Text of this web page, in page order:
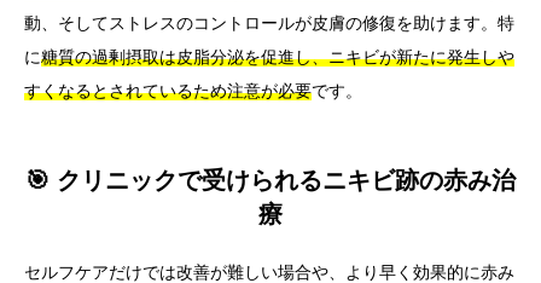
動、そしてストレスのコントロールが皮膚の修復を助けます。特
に糖質の過剰摂取は皮脂分泌を促進し、ニキビが新たに発生しや
すくなるとされているため注意が必要です。
🎯 クリニックで受けられるニキビ跡の赤み治
療
セルフケアだけでは改善が難しい場合や、より早く効果的に赤み